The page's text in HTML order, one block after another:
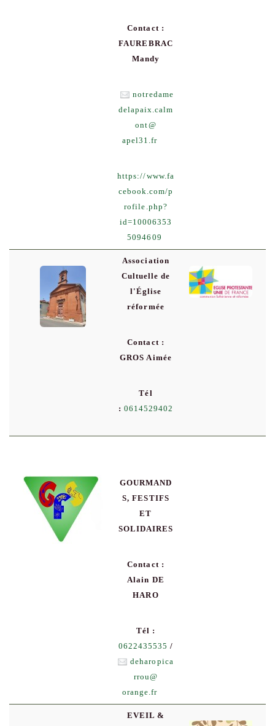
Contact :
FAUREBRAC
Mandy
notredame
delapaix.calm
ont@
apel31.fr
https://www.fa
cebook.com/p
rofile.php?
id=10006353
5094609
Association
Cultuelle de
l'Église
réformée
Contact :
GROS Aimée
Tél
: 0614529402
GOURMAND
S, FESTIFS
ET
SOLIDAIRES
Contact :
Alain DE
HARO
Tél :
0622435535 /
deharopica
rrou@
orange.fr
EVEIL &